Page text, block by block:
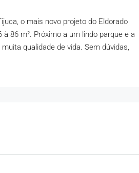
o mais novo projeto do Eldorado
86 m². Próximo a um lindo parque e a
qualidade de vida. Sem dúvidas,